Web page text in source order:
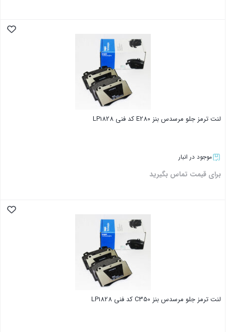
لنت ترمز جلو مرسدس بنز E280 کد فنی LP1828
موجود در انبار
برای قیمت تماس بگیرید
لنت ترمز جلو مرسدس بنز C350 کد فنی LP1828